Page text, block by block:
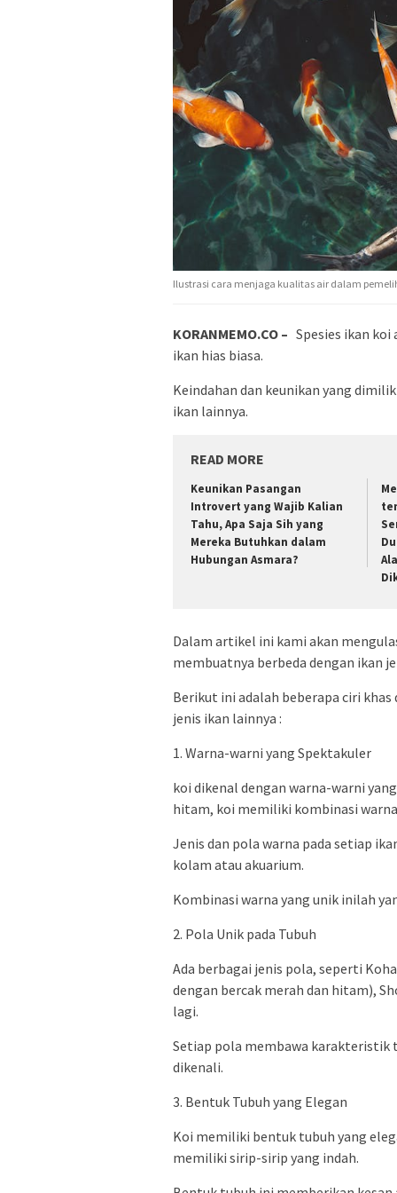
Ilustrasi cara menjaga kualitas air dalam
KORANMEMO.CO – Spesies ikan
ikan hias biasa.
Keindahan dan keunikan yang
ikan lainnya.
READ MORE
Keunikan Pasangan
Introvert yang Wajib Kalian
Tahu, Apa Saja Sih yang
Mereka Butuhkan dalam
Hubungan Asmara?
Dalam artikel ini kami akan
membuatnya berbeda dengan ikan
Berikut ini adalah beberapa ciri
jenis ikan lainnya :
1. Warna-warni yang Spektakuler
koi dikenal dengan warna-warni
hitam, koi memiliki kombinasi
Jenis dan pola warna pada setiap
kolam atau akuarium.
Kombinasi warna yang unik inilah
2. Pola Unik pada Tubuh
Ada berbagai jenis pola, seperti
dengan bercak merah dan hitam),
lagi.
Setiap pola membawa karakteristik
dikenali.
3. Bentuk Tubuh yang Elegan
Koi memiliki bentuk tubuh yang
memiliki sirip-sirip yang indah.